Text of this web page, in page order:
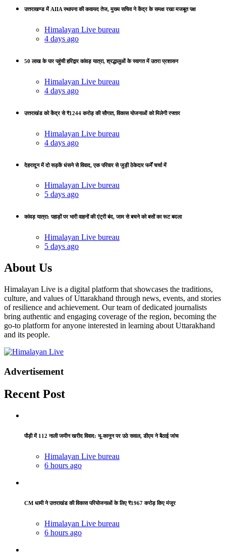
उत्तराखण्ड में AIIA स्थापना की कवायद तेज, मुख्य सचिव ने केंद्र के समक्ष रखा मजबूत पक्ष
Himalayan Live bureau
4 days ago
50 लाख के पार पहुंची हरिद्वार कांवड़ यात्रा, श्रद्धालुओं के स्वागत में उतरा प्रशासन
Himalayan Live bureau
4 days ago
उत्तराखंड को केंद्र से ₹1244 करोड़ की सौगात, विकास योजनाओं को मिलेगी रफ्तार
Himalayan Live bureau
4 days ago
देहरादून में दो सड़कें धंसने से विवाद, एक परिवार से जुड़ी ठेकेदार फर्में चर्चा में
Himalayan Live bureau
5 days ago
कांवड़ यात्रा: पहाड़ों पर भारी वाहनों की एंट्री बंद, जाम से बचने को बसों का रूट बदला
Himalayan Live bureau
5 days ago
About Us
Himalayan Live is a digital platform that showcases the traditions,
culture, and values of Uttarakhand through news, events, and stories
of resilience and achievement. Our team of dedicated journalists
bring authentic and engaging coverage of the region, becoming the
go-to platform for anyone interested in learning about Uttarakhand
and its people.
Advertisement
Recent Post
पौड़ी में 112 नाली जमीन खरीद विवाद: भू-कानून पर उठे सवाल, डीएम ने बैठाई जांच
Himalayan Live bureau
6 hours ago
CM धामी ने उत्तराखंड की विकास परियोजनाओं के लिए ₹1967 करोड़ किए मंजूर
Himalayan Live bureau
6 hours ago